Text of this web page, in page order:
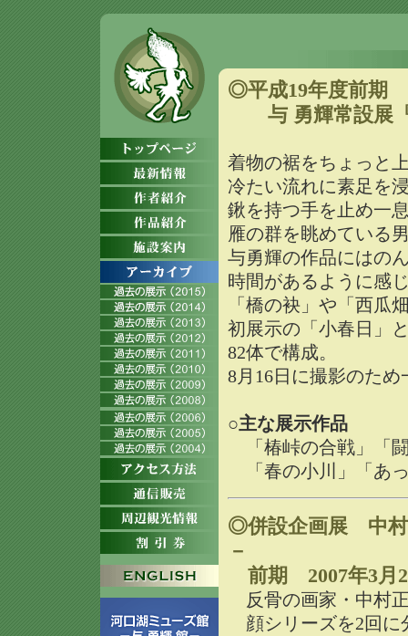
◎平成19年度前期
与 勇輝常設展
着物の裾をちょっと
冷たい流れに素足を
鍬を持つ手を止め一
雁の群を眺めている
与勇輝の作品にはの
時間があるように感
「橋の袂」や「西瓜
初展示の「小春日」
82体で構成。
8月16日に撮影のた
○主な展示作品
「椿峠の合戦」「
「春の小川」「あ
◎併設企画展 中
－
前期 2007年3月
反骨の画家・中村
顔シリーズを2回に